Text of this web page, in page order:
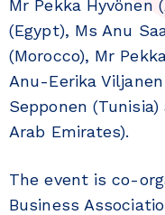
Mr Pekka Hyvönen
(Egypt), Ms Anu
(Morocco), Mr
Anu-Eerika
Sepponen
Arab Emirates).
The event is co-
Business